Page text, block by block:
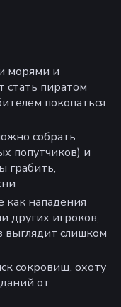
морями и
стать пиратом
покопаться
собрать
попутчиков) и
грабить,
как нападения
других игроков,
выглядит слишком
сокровищ, охоту
от